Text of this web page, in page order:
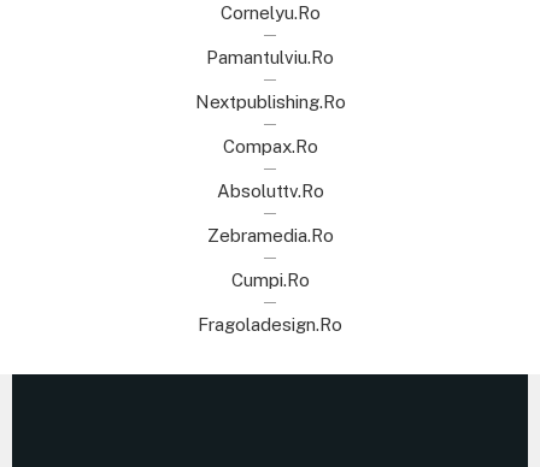
Cornelyu.ro
Pamantulviu.ro
Nextpublishing.ro
Compax.ro
Absoluttv.ro
Zebramedia.ro
Cumpi.ro
Fragoladesign.ro